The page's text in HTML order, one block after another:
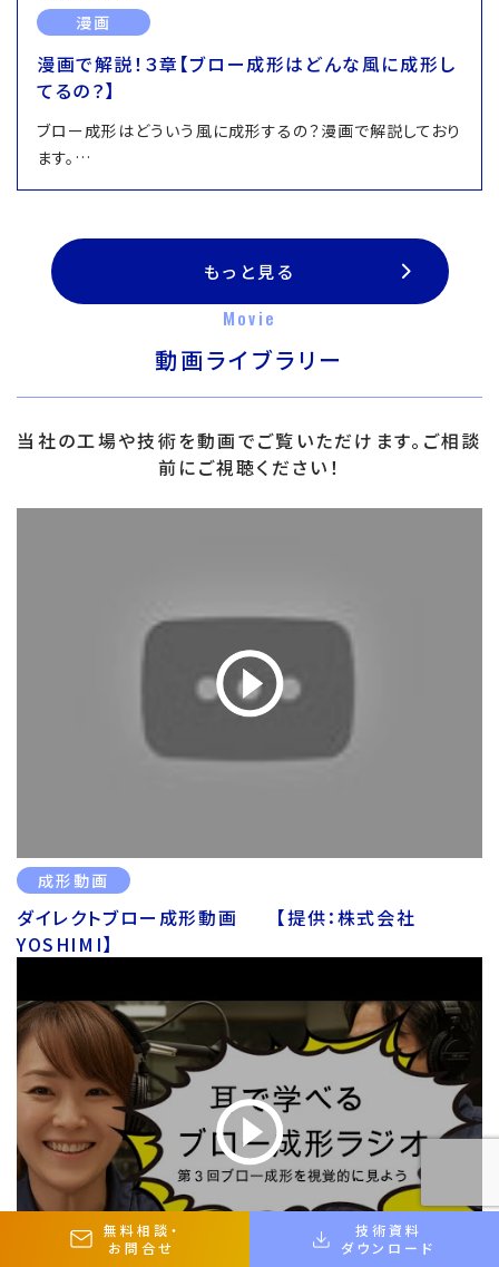
漫画
漫画で解説！３章【ブロー成形はどんな風に成形し
てるの？】
ブロー成形はどういう風に成形するの？漫画で解説しており
ます。…
もっと見る
Movie
動画ライブラリー
当社の工場や技術を動画でご覧いただけます。ご相談
前にご視聴ください！
成形動画
ダイレクトブロー成形動画 【提供：株式会社
YOSHIMI】
無料相談 ・
お問合せ
技術資料
ダウンロード